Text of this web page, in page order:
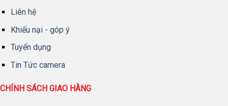
Liên hệ
Khiếu nại - góp ý
Tuyển dụng
Tin Tức camera
CHÍNH SÁCH GIAO HÀNG